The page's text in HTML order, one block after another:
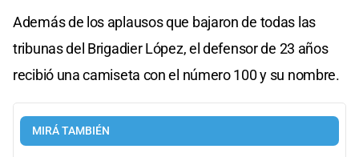
Además de los aplausos que bajaron de todas las
tribunas del Brigadier López, el defensor de 23 años
recibió una camiseta con el número 100 y su nombre.
MIRÁ TAMBIÉN